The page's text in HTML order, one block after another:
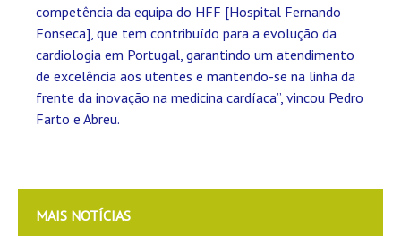
competência da equipa do HFF [Hospital Fernando
Fonseca], que tem contribuído para a evolução da
cardiologia em Portugal, garantindo um atendimento
de excelência aos utentes e mantendo-se na linha da
frente da inovação na medicina cardíaca”, vincou Pedro
Farto e Abreu.
MAIS NOTÍCIAS